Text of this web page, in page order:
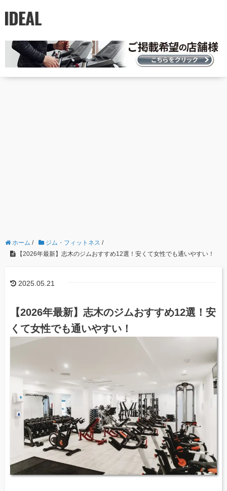
ホーム / ジム・フィットネス /
【2026年最新】志木のジムおすすめ12選！安くて女性でも通いやすい！
2025.05.21
【2026年最新】志木のジムおすすめ12選！安
くて女性でも通いやすい！